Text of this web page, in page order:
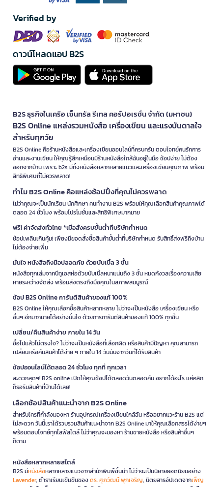
Verified by
ดาวน์โหลดแอป B2S
B2S ธุรกิจในเครือ เซ็นทรัล รีเทล คอร์ปอเรชั่น จำกัด (มหาชน)
B2S Online แหล่งรวมหนังสือ เครื่องเขียน และแรงบันดาลใจ
สำหรับทุกวัย
B2S Online คือร้านหนังสือและเครื่องเขียนออนไลน์ที่ครบครัน ตอบโจทย์คนรักการ
อ่านและงานเขียน ให้คุณรู้สึกเหมือนมีร้านหนังสือใกล้ฉันอยู่ในมือ ช้อปง่าย ไม่ต้อง
ออกจากบ้าน เพราะ b2s มีทั้งหนังสือหลากหลายแนวและเครื่องเขียนคุณภาพ พร้อม
สิทธิพิเศษที่ไม่ควรพลาด!
ทำไม B2S Online คือแหล่งช้อปปิ้งที่คุณไม่ควรพลาด
ไม่ว่าคุณจะเป็นนักเรียน นักศึกษา คนทำงาน B2S พร้อมให้คุณเลือกสินค้าคุณภาพได้
ตลอด 24 ชั่วโมง พร้อมโปรโมชั่นและสิทธิพิเศษมากมาย
ฟรี! ค่าจัดส่งทั่วไทย *เมื่อสั่งครบขั้นต่ำที่บริษัทกำหนด
ช้อปเพลินเกินคุ้ม! เพียงมียอดสั่งซื้อสินค้าขั้นต่ำที่บริษัทกำหนด รับสิทธิ์ส่งฟรีถึงบ้าน
ไม่ต้องจ่ายเพิ่ม
มั่นใจ หนังสือถึงมือปลอดภัย ด้วยบับเบิ้ล 3 ชั้น
หนังสือทุกเล่มจากบีทูเอสห่อด้วยบับเบิ้ลหนาแน่นถึง 3 ชั้น หมดกังวลเรื่องความเสีย
หายระหว่างจัดส่ง พร้อมส่งตรงถึงมือคุณในสภาพสมบูรณ์
ช้อป B2S Online การันตีสินค้าของแท้ 100%
B2S Online ให้คุณเลือกซื้อสินค้าหลากหลาย ไม่ว่าจะเป็นหนังสือ เครื่องเขียน หรือ
อื่นๆ อีกมากมายได้อย่างมั่นใจ ด้วยการการันตีสินค้าของแท้ 100% ทุกชิ้น
เปลี่ยน/คืนสินค้าง่าย ภายใน 14 วัน
ซื้อไปแล้วไม่ตรงใจ? ไม่ว่าจะเป็นหนังสือที่เลือกผิด หรือสินค้ามีปัญหา คุณสามารถ
เปลี่ยนหรือคืนสินค้าได้ง่าย ๆ ภายใน 14 วันนับจากวันที่ได้รับสินค้า
ช้อปออนไลน์ได้ตลอด 24 ชั่วโมง ทุกที่ ทุกเวลา
สะดวกสุดๆ! B2S online เปิดให้คุณช้อปได้ตลอดวันตลอดคืน อยากได้อะไร แค่คลิก
ก็รอรับสินค้าที่บ้านได้เลย!
เลือกช้อปสินค้าแนะนำจาก B2S Online
สำหรับใครที่กำลังมองหา ร้านอุปกรณ์เครื่องเขียนใกล้ฉัน หรืออยากแวะร้าน B2S แต่
ไม่สะดวก วันนี้เราได้รวบรวมสินค้าแนะนำจาก B2S Online มาให้คุณเลือกสรรได้ง่ายๆ
พร้อมตอบโจทย์ทุกไลฟ์สไตล์ ไม่ว่าคุณจะมองหา ร้านขายหนังสือ หรือสินค้าอื่นๆ
ก็ตาม
หนังสือหลากหลายสไตล์
B2S มีหนังสือหลากหลายแนวจากสำนักพิมพ์ชั้นนำ ไม่ว่าจะเป็นนิยายยอดนิยมอย่าง
Lavender, ตำราเรียนเข้มข้นของดร. ศุภวัฒน์ พุกเจริญ, นิตยสารอัปเดตจากเพ็ญ